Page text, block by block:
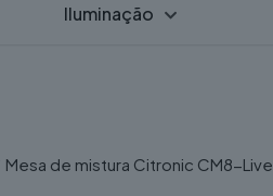
Iluminação
Mesa de mistura Citronic CM8-Live